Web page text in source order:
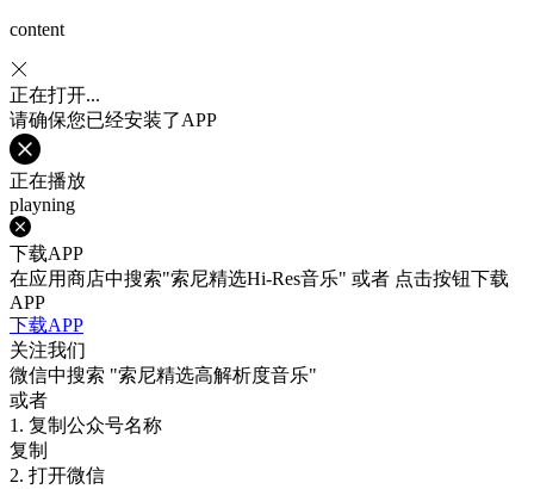
content
正在打开...
请确保您已经安装了APP
正在播放
playning
下载APP
在应用商店中搜索"索尼精选Hi-Res音乐" 或者 点击按钮下载
APP
下载APP
关注我们
微信中搜索 "索尼精选高解析度音乐"
或者
1. 复制公众号名称
复制
2. 打开微信